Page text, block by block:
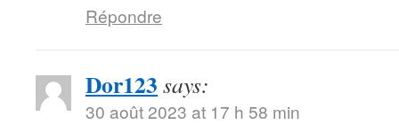
Répondre
Dor123 says:
30 août 2023 at 17 h 58 min